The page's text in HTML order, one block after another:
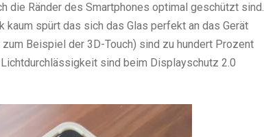
die Ränder des Smartphones optimal geschützt sind.
kaum spürt das sich das Glas perfekt an das Gerät
Beispiel der 3D-Touch) sind zu hundert Prozent
sind beim Displayschutz 2.0